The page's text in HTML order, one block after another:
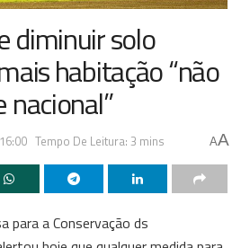
diminuir solo
habitação “não
nacional”
Tempo De Leitura: 3 mins AA
para a Conservação ds